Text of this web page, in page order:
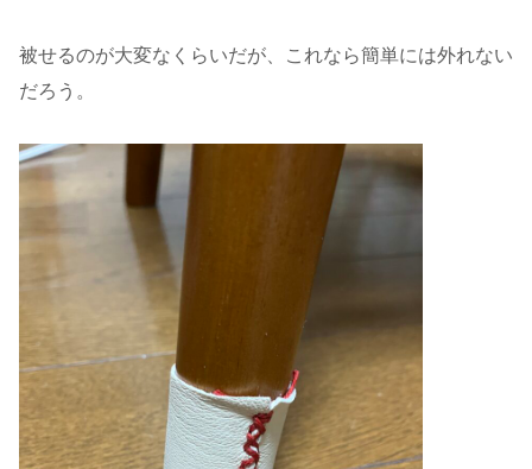
被せるのが大変なくらいだが、これなら簡単には外れない
だろう。